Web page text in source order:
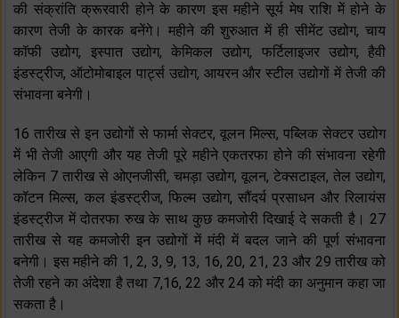
की संक्रांति क्रूरवारी होने के कारण इस महीने सूर्य मेष राशि में होने के
कारण तेजी के कारक बनेंगे। महीने की शुरुआत में ही सीमेंट उद्योग, चाय
कॉफी उद्योग, इस्पात उद्योग, केमिकल उद्योग, फर्टिलाइजर उद्योग, हैवी
इंडस्ट्रीज, ऑटोमोबाइल पार्ट्स उद्योग, आयरन और स्टील उद्योगों में तेजी की
संभावना बनेगी।
16 तारीख से इन उद्योगों से फार्मा सेक्टर, वूलन मिल्स, पब्लिक सेक्टर उद्योग
में भी तेजी आएगी और यह तेजी पूरे महीने एकतरफा होने की संभावना रहेगी
लेकिन 7 तारीख से ओएनजीसी, चमड़ा उद्योग, वूलन, टेक्सटाइल, तेल उद्योग,
कॉटन मिल्स, कल इंडस्ट्रीज, फिल्म उद्योग, सौंदर्य प्रसाधन और रिलायंस
इंडस्ट्रीज में दोतरफा रुख के साथ कुछ कमजोरी दिखाई दे सकती है। 27
तारीख से यह कमजोरी इन उद्योगों में मंदी में बदल जाने की पूर्ण संभावना
बनेगी। इस महीने की 1, 2, 3, 9, 13, 16, 20, 21, 23 और 29 तारीख को
तेजी रहने का अंदेशा है तथा 7,16, 22 और 24 को मंदी का अनुमान कहा जा
सकता है।